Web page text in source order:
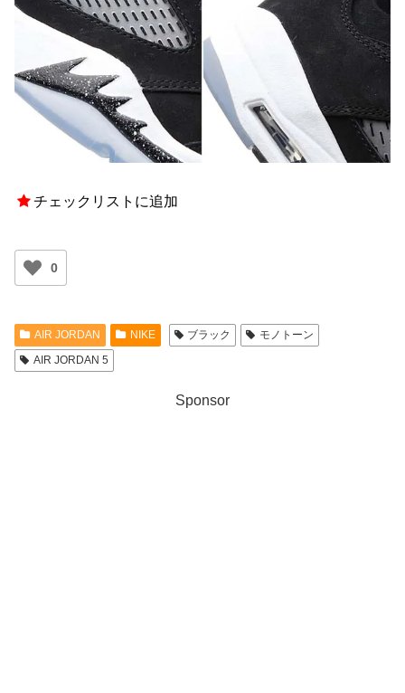
チェックリストに追加
0
AIR JORDAN NIKE ブラック
モノトーン
AIR JORDAN 5
Sponsor